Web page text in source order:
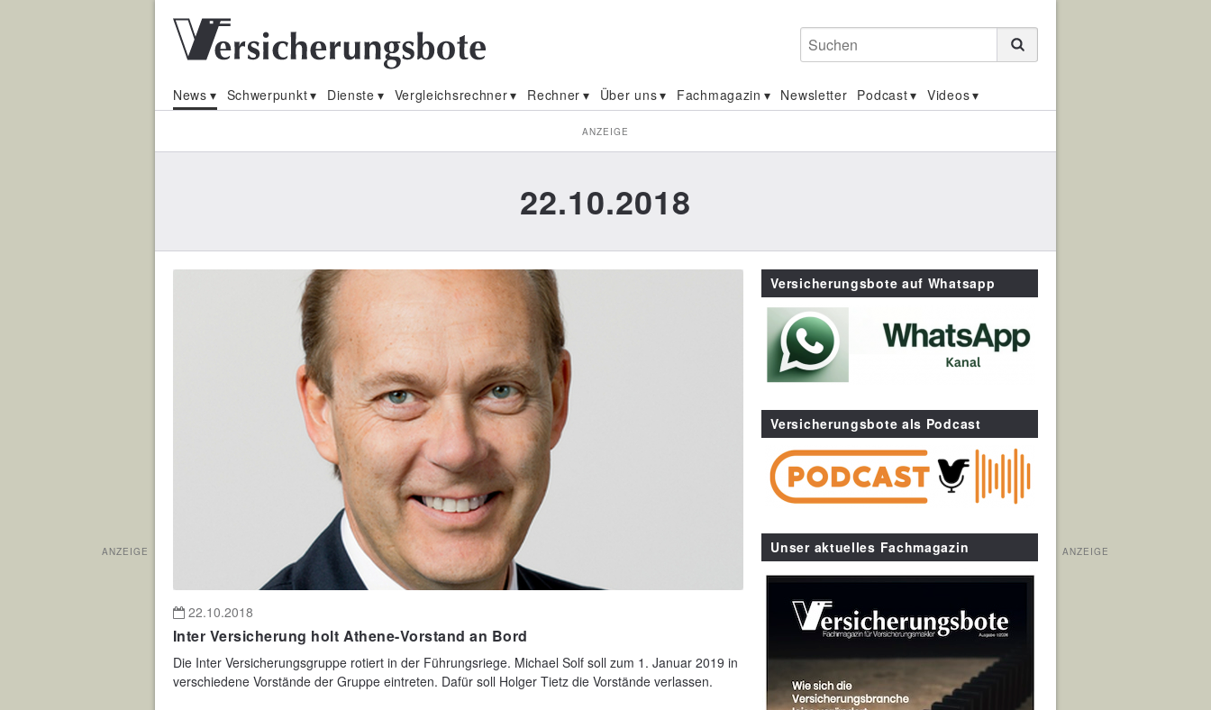
Suchen
News Schwerpunkt Dienste Vergleichsrechner Rechner Über uns Fachmagazin Newsletter Podcast Videos
ANZEIGE
22.10.2018
22.10.2018
Inter Versicherung holt Athene-Vorstand an Bord
Die Inter Versicherungsgruppe rotiert in der Führungsriege. Michael Solf soll zum 1. Januar 2019 in
verschiedene Vorstände der Gruppe eintreten. Dafür soll Holger Tietz die Vorstände verlassen.
Versicherungsbote auf Whatsapp
Versicherungsbote als Podcast
Unser aktuelles Fachmagazin
ANZEIGE ANZEIGE